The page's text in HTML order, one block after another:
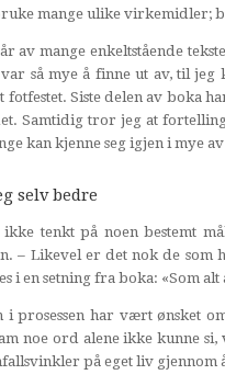
mange ulike virkemidler;
av mange enkeltstående
så mye å finne ut av, til
fotfestet. Siste delen av boka
Samtidig tror jeg at
kan kjenne seg igjen i mye
selv bedre
ikke tenkt på noen bestemt
– Likevel er det nok de som
i en setning fra boka: «Som
prosessen har vært ønsket
noe ord alene ikke kunne si,
på eget liv gjennom